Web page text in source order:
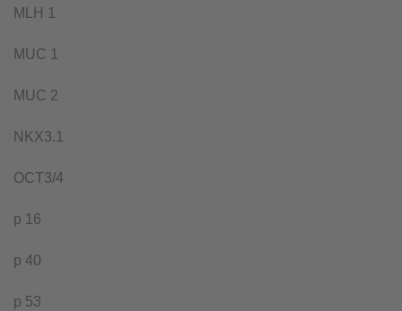
MLH 1
MUC 1
MUC 2
NKX3.1
OCT3/4
p 16
p 40
p 53